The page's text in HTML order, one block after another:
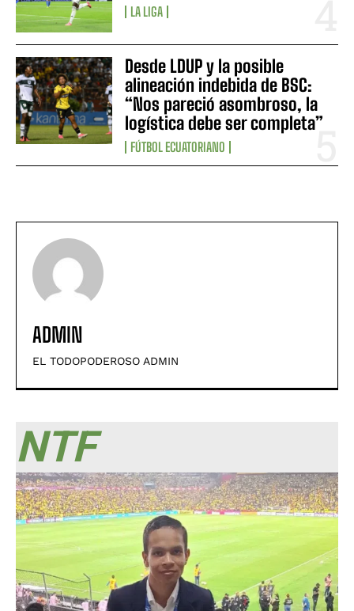
LA LIGA
Desde LDUP y la posible
alineación indebida de BSC:
“Nos pareció asombroso, la
logística debe ser completa”
FÚTBOL ECUATORIANO
ADMIN
EL TODOPODEROSO ADMIN
NTF